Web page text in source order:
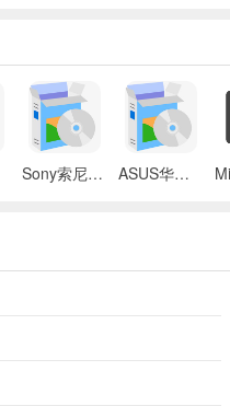
Sony索尼VGN-P3系列笔记本Intel无线网卡驱动 ASUS华硕S2Ne笔记本电脑主板BIOS